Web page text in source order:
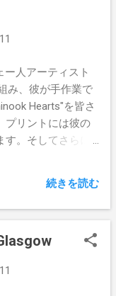
人アーティスト
み、彼が手作業で
Hearts"を皆さ
プリントには彼の
。そしてさらに
ーティストで、皆
『美』を追求し、
での作品は彼の
Whatsonの
続きを読む